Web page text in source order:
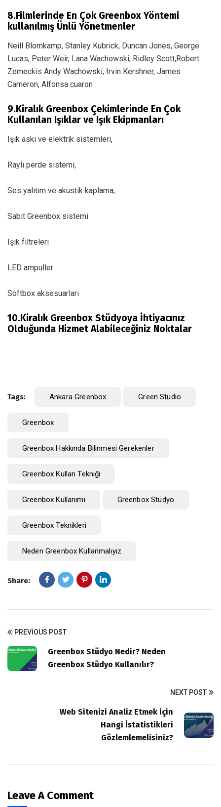
8.Filmlerinde En Çok Greenbox Yöntemi
kullanılmış Ünlü Yönetmenler
Neill Blomkamp, Stanley Kubrick, Duncan Jones, George
Lucas, Peter Weir, Lana Wachowski, Ridley Scott,Robert
Zemeckis Andy Wachowski, Irvin Kershner, James
Cameron, Alfonsa cuaron
9.Kiralık Greenbox Çekimlerinde En Çok
Kullanılan Işıklar ve Işık Ekipmanları
Işık askı ve elektrik sistemleri,
Raylı perde sistemi,
Ses yalıtım ve akustik kaplama,
Sabit Greenbox sistemi
Işık filtreleri
LED ampuller
Softbox aksesuarları
10.Kiralık Greenbox Stüdyoya İhtiyacınız
Olduğunda Hizmet Alabileceğiniz Noktalar
Tags: Ankara Greenbox Green Studio
Greenbox
Greenbox Hakkında Bilinmesi Gerekenler
Greenbox Kullan Tekniği
Greenbox Kullanımı Greenbox Stüdyo
Greenbox Teknikleri
Neden Greenbox Kullanmalıyız
Share:
PREVIOUS POST
Greenbox Stüdyo Nedir? Neden
Greenbox Stüdyo Kullanılır?
NEXT POST
Web Sitenizi Analiz Etmek için
Hangi İstatistikleri
Gözlemlemelisiniz?
Leave A Comment